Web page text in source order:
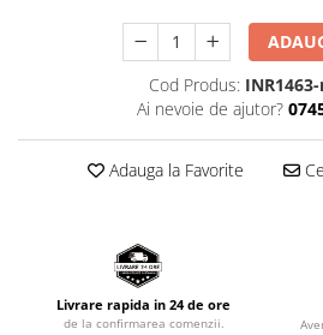
Cod Produs:
Ai nevoie de ajutor?
Adauga la Favorite
Livrare rapida in 24 de ore
de la confirmarea comenzii.